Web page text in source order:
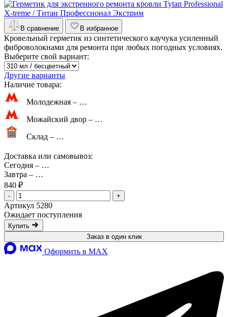
В сравнение В избранное
Кровельный герметик из синтетического каучука усиленный
фиброволокнами для ремонта при любых погодных условиях.
Выберите свой вариант:
Другие варианты
Наличие товара:
Молодежная – …
Можайский двор – …
Склад – …
Доставка или самовывоз:
Сегодня – …
Завтра – …
840 ₽
- +
Артикул 5280
Ожидает поступления
Купить
Заказ в один клик
Оформить в MAX